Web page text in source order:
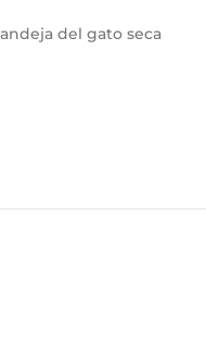
del gato seca